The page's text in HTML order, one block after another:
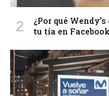
¿Por qué
tu tía en